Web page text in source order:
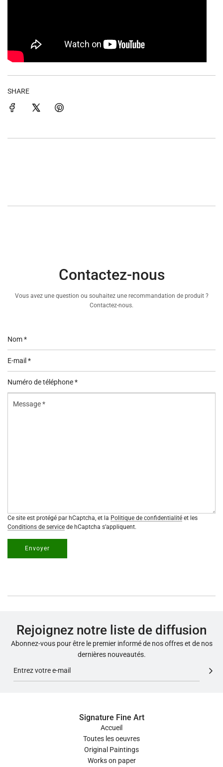
SHARE
Contactez-nous
Vous avez une question ou souhaitez une recommandation de produit ?
Contactez-nous.
Ce site est protégé par hCaptcha, et la Politique de confidentialité et les
Conditions de service de hCaptcha s’appliquent.
Envoyer
Rejoignez notre liste de diffusion
Abonnez-vous pour être le premier informé de nos offres et de nos
dernières nouveautés.
Signature Fine Art
Accueil
Toutes les oeuvres
Original Paintings
Works on paper